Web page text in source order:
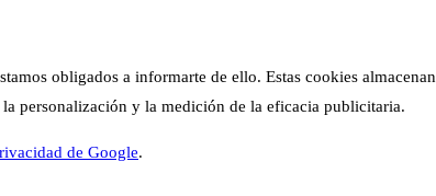
obligados a informarte de ello. Estas cookies almacenan
personalización y la medición de la eficacia publicitaria.
de Google.